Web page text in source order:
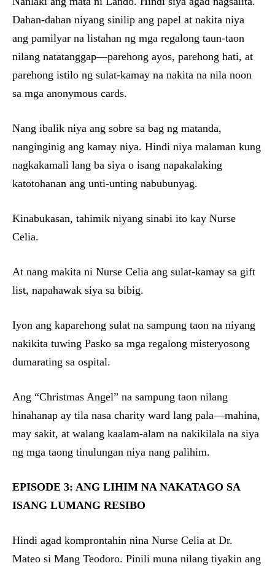
Dahan-dahan niyang sinilip ang papel at nakita niya
ang pamilyar na listahan ng mga regalong taun-taon
nilang natatanggap—parehong ayos, parehong hati, at
parehong istilo ng sulat-kamay na nakita na nila noon
sa mga anonymous cards.
Nang ibalik niya ang sobre sa bag ng matanda,
nanginginig ang kamay niya. Hindi niya malaman kung
nagkakamali lang ba siya o isang napakalaking
katotohanan ang unti-unting nabubunyag.
Kinabukasan, tahimik niyang sinabi ito kay Nurse
Celia.
At nang makita ni Nurse Celia ang sulat-kamay sa gift
list, napahawak siya sa bibig.
Iyon ang kaparehong sulat na sampung taon na niyang
nakikita tuwing Pasko sa mga regalong misteryosong
dumarating sa ospital.
Ang “Christmas Angel” na sampung taon nilang
hinahanap ay tila nasa charity ward lang pala—mahina,
may sakit, at walang kaalam-alam na nakikilala na siya
ng mga taong tinulungan niya nang palihim.
EPISODE 3: ANG LIHIM NA NAKATAGO SA
ISANG LUMANG RESIBO
Hindi agad komprontahin nina Nurse Celia at Dr.
Mateo si Mang Teodoro. Pinili muna nilang tiyakin ang